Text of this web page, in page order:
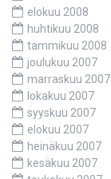
elokuu 2008
huhtikuu 2008
tammikuu 2008
joulukuu 2007
marraskuu 2007
lokakuu 2007
syyskuu 2007
elokuu 2007
heinäkuu 2007
kesäkuu 2007